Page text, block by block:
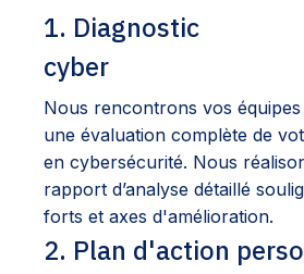
1. Diagnostic
cyber
Nous rencontrons vos
une évaluation complète de
en cybersécurité. Nous
rapport d’analyse détaillé
forts et axes d'amélioration.
2. Plan d'action